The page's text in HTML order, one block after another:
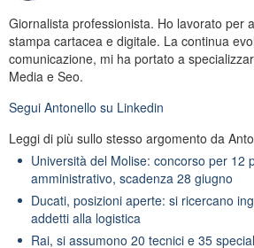
Giornalista professionista. Ho lavorato per
stampa cartacea e digitale. La continua
comunicazione, mi ha portato a
Media e Seo.
Segui Antonello su Linkedin
Leggi di più sullo stesso argomento da
Università del Molise: concorso per 12
amministrativo, scadenza 28 giugno
Ducati, posizioni aperte: si ricercano
addetti alla logistica
Rai, si assumono 20 tecnici e 35